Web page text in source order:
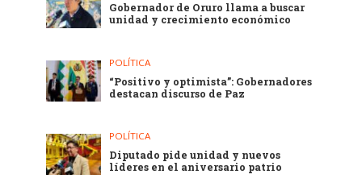
Gobernador de Oruro llama a buscar
unidad y crecimiento económico
POLÍTICA
“Positivo y optimista”: Gobernadores
destacan discurso de Paz
POLÍTICA
Diputado pide unidad y nuevos
líderes en el aniversario patrio